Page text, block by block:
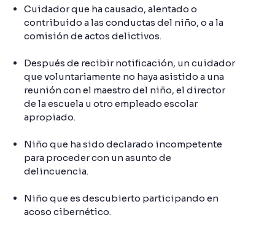
Cuidador que ha causado, alentado o
contribuido a las conductas del niño, o a la
comisión de actos delictivos.
Después de recibir notificación, un cuidador
que voluntariamente no haya asistido a una
reunión con el maestro del niño, el director
de la escuela u otro empleado escolar
apropiado.
Niño que ha sido declarado incompetente
para proceder con un asunto de
delincuencia.
Niño que es descubierto participando en
acoso cibernético.